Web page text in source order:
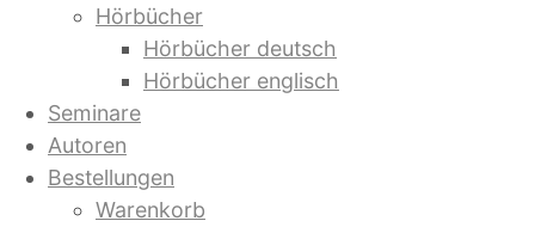
Hörbücher
Hörbücher deutsch
Hörbücher englisch
Seminare
Autoren
Bestellungen
Warenkorb
Sources of Love and Peace: Morning
Prayers